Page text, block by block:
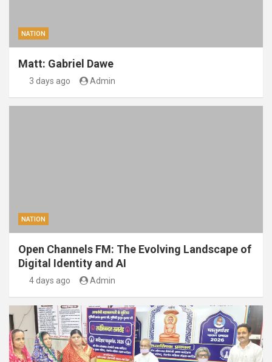
NATION
Matt: Gabriel Dawe
3 days ago Admin
NATION
Open Channels FM: The Evolving Landscape of
Digital Identity and AI
4 days ago Admin